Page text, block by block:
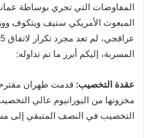
المفاوضات التي تجري بوساطة
المبعوث الأمريكي ستيف ويتكوف
المسربة، إليكم أبرز ما تم تداوله:
عقدة التخصيب: قدمت طهران
مخزونها من اليورانيوم عالي
التخصيب في النصف المتبقي إلى